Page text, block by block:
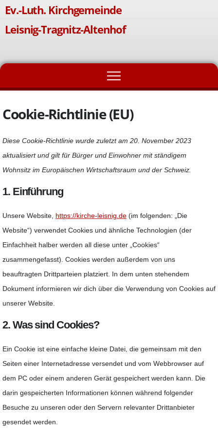
Zum
springen
Ev.-Luth. Kirchgemeinde
Leisnig-Tragnitz-Altenhof
Cookie-Richtlinie (EU)
Diese Cookie-Richtlinie wurde zuletzt am 20. November 2023
aktualisiert und gilt für Bürger und Einwohner mit ständigem
Wohnsitz im Europäischen Wirtschaftsraum und der Schweiz.
1. Einführung
Unsere Website, https://kirche-leisnig.de (im folgenden: „Die
Website“) verwendet Cookies und ähnliche Technologien (der
Einfachheit halber werden all diese unter „Cookies“
zusammengefasst). Cookies werden außerdem von uns
beauftragten Drittparteien platziert. In dem unten stehendem
Dokument informieren wir dich über die Verwendung von Cookies auf
unserer Website.
2. Was sind Cookies?
Ein Cookie ist eine einfache kleine Datei, die gemeinsam mit den
Seiten einer Internetadresse versendet und vom Webbrowser auf
dem PC oder einem anderen Gerät gespeichert werden kann. Die
darin gespeicherten Informationen können während folgender
Besuche zu unseren oder den Servern relevanter Drittanbieter
gesendet werden.